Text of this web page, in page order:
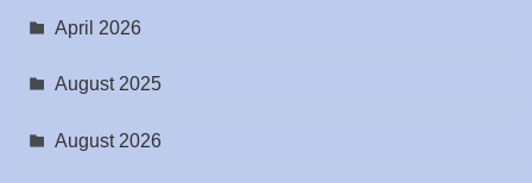
April 2026
August 2025
August 2026